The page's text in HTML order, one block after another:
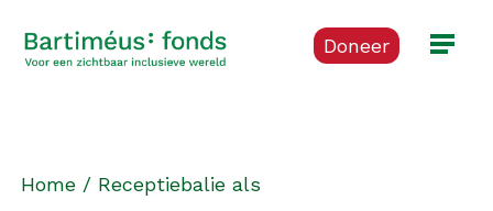
Doneer
Home / Receptiebalie als